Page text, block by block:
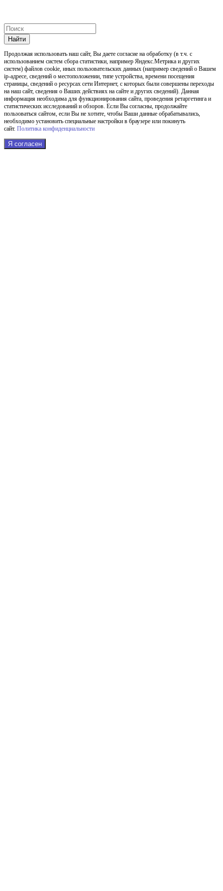
Найти
Продолжая использовать наш cайт, Вы даете согласие на обработку (в т.ч. с
использованием систем сбора статистики, например Яндекс.Метрика и других
систем) файлов cookie, иных пользовательских данных (например сведений о Вашем
ip-адресе, сведений о местоположении, типе устройства, времени посещения
страницы, сведений о ресурсах сети Интернет, с которых были совершены переходы
на наш сайт, сведения о Ваших действиях на сайте и других сведений). Данная
информация необходима для функционирования сайта, проведения ретаргетинга и
статистических исследований и обзоров. Если Вы согласны, продолжайте
пользоваться сайтом, если Вы не хотите, чтобы Ваши данные обрабатывались,
необходимо установить специальные настройки в браузере или покинуть
сайт. Политика конфиденциальности
Я согласен